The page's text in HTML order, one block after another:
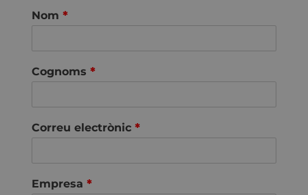
Nom *
Cognoms *
Correu electrònic *
Empresa *